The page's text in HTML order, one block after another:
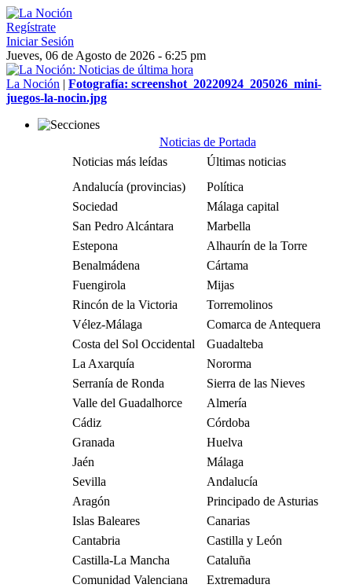
Regístrate
Iniciar Sesión
Jueves, 06 de Agosto de 2026 - 6:25 pm
La Noción | Fotografía: screenshot_20220924_205026_mini-
juegos-la-nocin.jpg
Noticias de Portada
Noticias más leídas
Últimas noticias
Andalucía (provincias)
Política
Sociedad
Málaga capital
San Pedro Alcántara
Marbella
Estepona
Alhaurín de la Torre
Benalmádena
Cártama
Fuengirola
Mijas
Rincón de la Victoria
Torremolinos
Vélez-Málaga
Comarca de Antequera
Costa del Sol Occidental
Guadalteba
La Axarquía
Nororma
Serranía de Ronda
Sierra de las Nieves
Valle del Guadalhorce
Almería
Cádiz
Córdoba
Granada
Huelva
Jaén
Málaga
Sevilla
Andalucía
Aragón
Principado de Asturias
Islas Baleares
Canarias
Cantabria
Castilla y León
Castilla-La Mancha
Cataluña
Comunidad Valenciana
Extremadura